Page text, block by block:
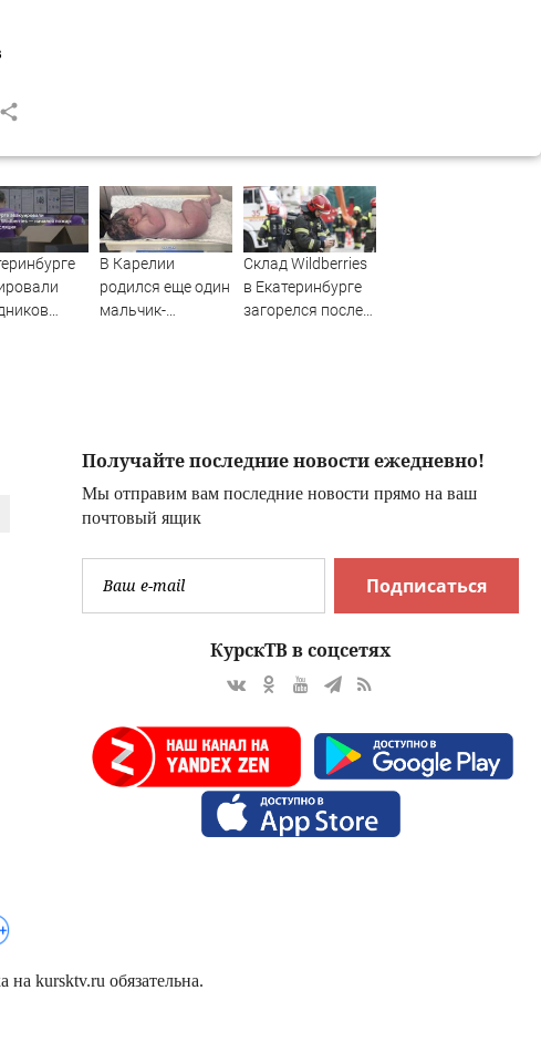
В Карелии
родился еще один
мальчик-
Склад Wildberries
в Екатеринбурге
загорелся после
Получайте последние новости ежедневно!
Мы отправим вам последние новости прямо на ваш
почтовый ящик
Подписаться
КурскТВ в соцсетях
kursktv.ru обязательна.